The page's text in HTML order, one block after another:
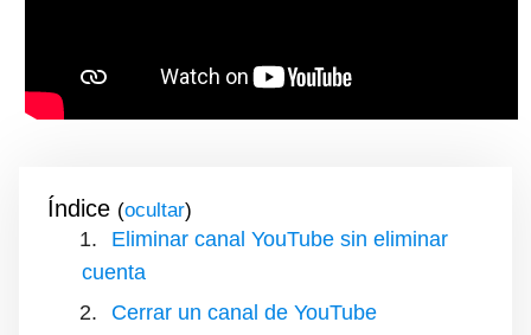
Índice ( )
Eliminar canal YouTube sin eliminar
cuenta
Cerrar un canal de YouTube